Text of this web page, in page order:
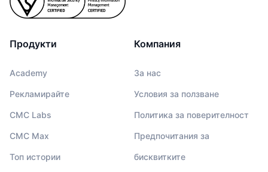
Продукти
Academy
Рекламирайте
CMC Labs
CMC Max
Топ истории
Компания
За нас
Условия за ползване
Политика за поверителност
Предпочитания за
бисквитките